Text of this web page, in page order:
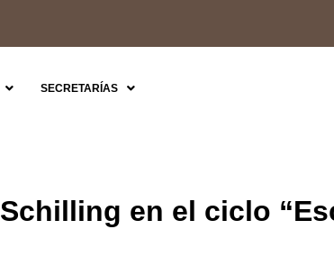
SECRETARÍAS
en el ciclo